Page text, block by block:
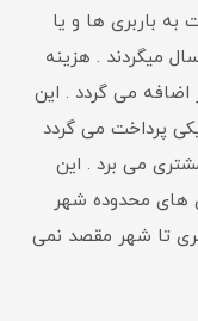
باربری ها و یا
میگردند . هزینه
اضافه می گردد . این
پرداخت می گردد
می برد . این
های محدوده شهر
تا شهر مقصد نمی